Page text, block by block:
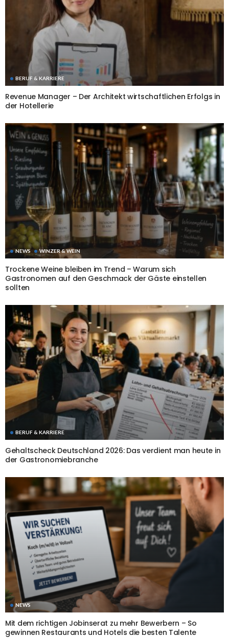
BERUF & KARRIERE
Revenue Manager – Der Architekt wirtschaftlichen Erfolgs in
der Hotellerie
NEWS WINZER & WEIN
Trockene Weine bleiben im Trend – Warum sich
Gastronomen auf den Geschmack der Gäste einstellen
sollten
BERUF & KARRIERE
Gehaltscheck Deutschland 2026: Das verdient man heute in
der Gastronomiebranche
NEWS
Mit dem richtigen Jobinserat zu mehr Bewerbern – So
gewinnen Restaurants und Hotels die besten Talente